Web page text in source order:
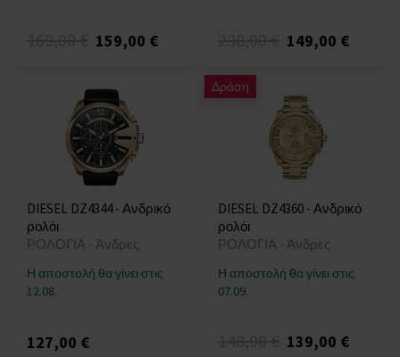
159,00 € 149,00 €
DIESEL DZ4344 - Ανδρικό
ρολόι
ΡΟΛΟΓΙΑ - Άνδρες
Η αποστολή θα γίνει στις
12.08.
127,00 €
Δράση
DIESEL DZ4360 - Ανδρικό
ρολόι
ΡΟΛΟΓΙΑ - Άνδρες
Η αποστολή θα γίνει στις
07.09.
139,00 €